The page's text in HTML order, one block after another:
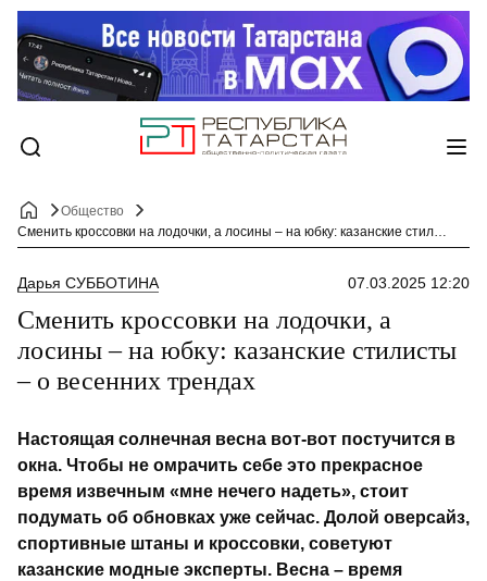
Общество
Сменить кроссовки на лодочки, а лосины – на юбку: казанские стилисты – о весенних трендах
Дарья СУББОТИНА 07.03.2025 12:20
Сменить кроссовки на лодочки, а
лосины – на юбку: казанские стилисты
– о весенних трендах
Настоящая солнечная весна вот-вот постучится в
окна. Чтобы не омрачить себе это прекрасное
время извечным «мне нечего надеть», стоит
подумать об обновках уже сейчас. Долой оверсайз,
спортивные штаны и кроссовки, советуют
казанские модные эксперты. Весна – время